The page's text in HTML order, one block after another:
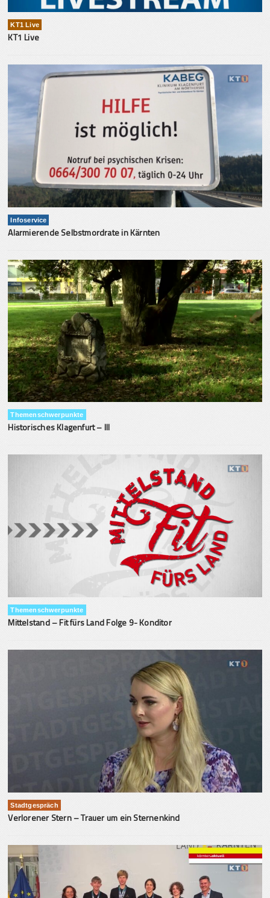
KT1 Live
KT1 Live
Infoservice
Alarmierende Selbstmordrate in Kärnten
Themenschwerpunkte
Historisches Klagenfurt – III
Themenschwerpunkte
Mittelstand – Fit fürs Land Folge 9- Konditor
Stadtgespräch
Verlorener Stern – Trauer um ein Sternenkind